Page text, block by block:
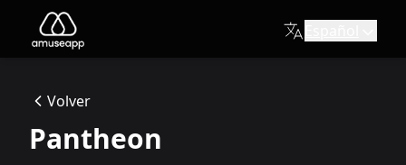
Piazza della Rotonda, 00186 Roma RM
Available itineraries
Panteón: armonía entre Tierra y Ciel
Volver
Pantheon